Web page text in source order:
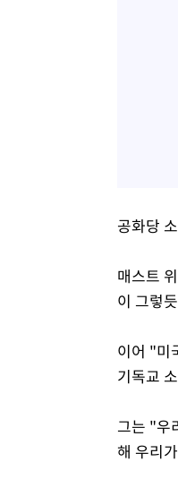
공화당
매스트
이 그렇
이어 "미
기독교
그는 "우
해 우리